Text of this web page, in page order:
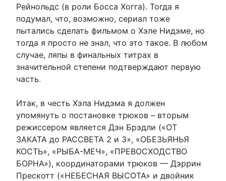
Рейнольдс (в роли Босса Хогга). Тогда я
подумал, что, возможно, сериал тоже
пытались сделать фильмом о Хэле Нидэме, но
тогда я просто не знал, что это такое. В любом
случае, ляпы в финальных титрах в
значительной степени подтверждают первую
часть.
Итак, в честь Хэла Нидэма я должен
упомянуть о постановке трюков – вторым
режиссером является Дэн Брэдли («ОТ
ЗАКАТА до РАССВЕТА 2 и 3», «ОБЕЗЬЯНЬЯ
КОСТЬ», «РЫБА-МЕЧ», «ПРЕВОСХОДСТВО
БОРНА»), координаторами трюков — Дэррин
Прескотт («НЕБЕСНАЯ ВЫСОТА» и двойник